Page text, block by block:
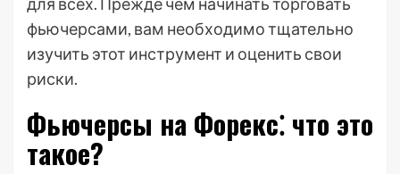
фьючерсами, вам необходимо тщательно
изучить этот инструмент и оценить свои
риски.
Фьючерсы на Форекс⁚ что это
такое?